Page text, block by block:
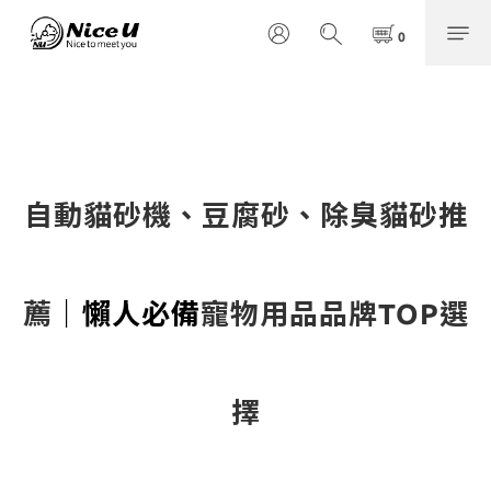
自動貓砂機、豆腐砂、除臭貓砂推
薦 ｜懶人必備寵物用品品牌TOP選
擇